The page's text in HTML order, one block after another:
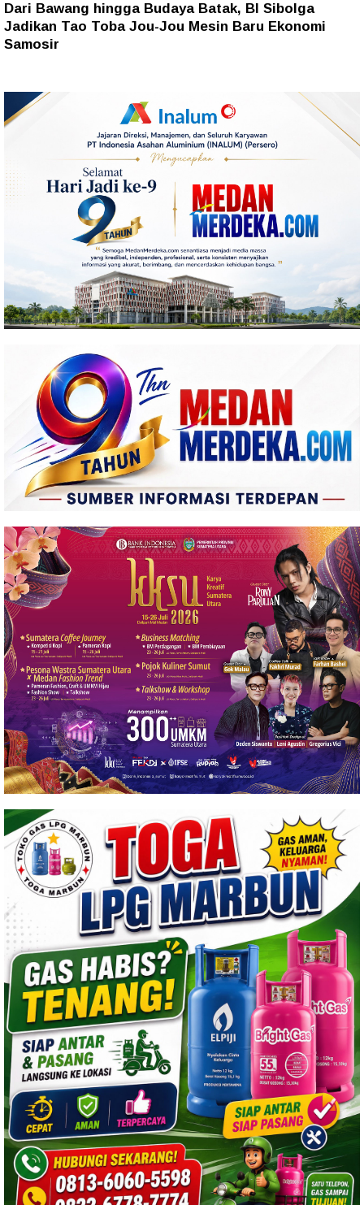
Dari Bawang hingga Budaya Batak, BI Sibolga
Jadikan Tao Toba Jou-Jou Mesin Baru Ekonomi
Samosir